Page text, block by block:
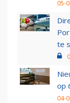
05-
te
op
04-